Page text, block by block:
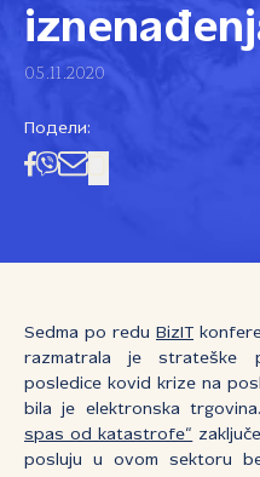
05.11.2020
Подели:
Sedma po redu BizIT
razmatrala je strateške
posledice kovid krize na
bila je elektronska
spas od katastrofe“
posluju u ovom sektoru